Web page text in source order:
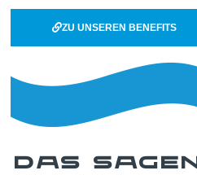
ZU UNSEREN BENEFITS
DAS SAGEN